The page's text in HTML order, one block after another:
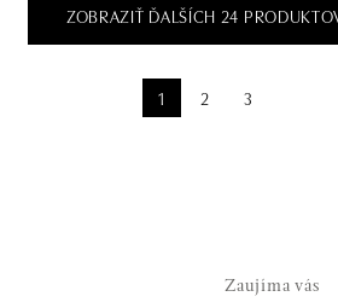
ZOBRAZIŤ ĎALŠÍCH 24
1 2 3
Zaujíma vás